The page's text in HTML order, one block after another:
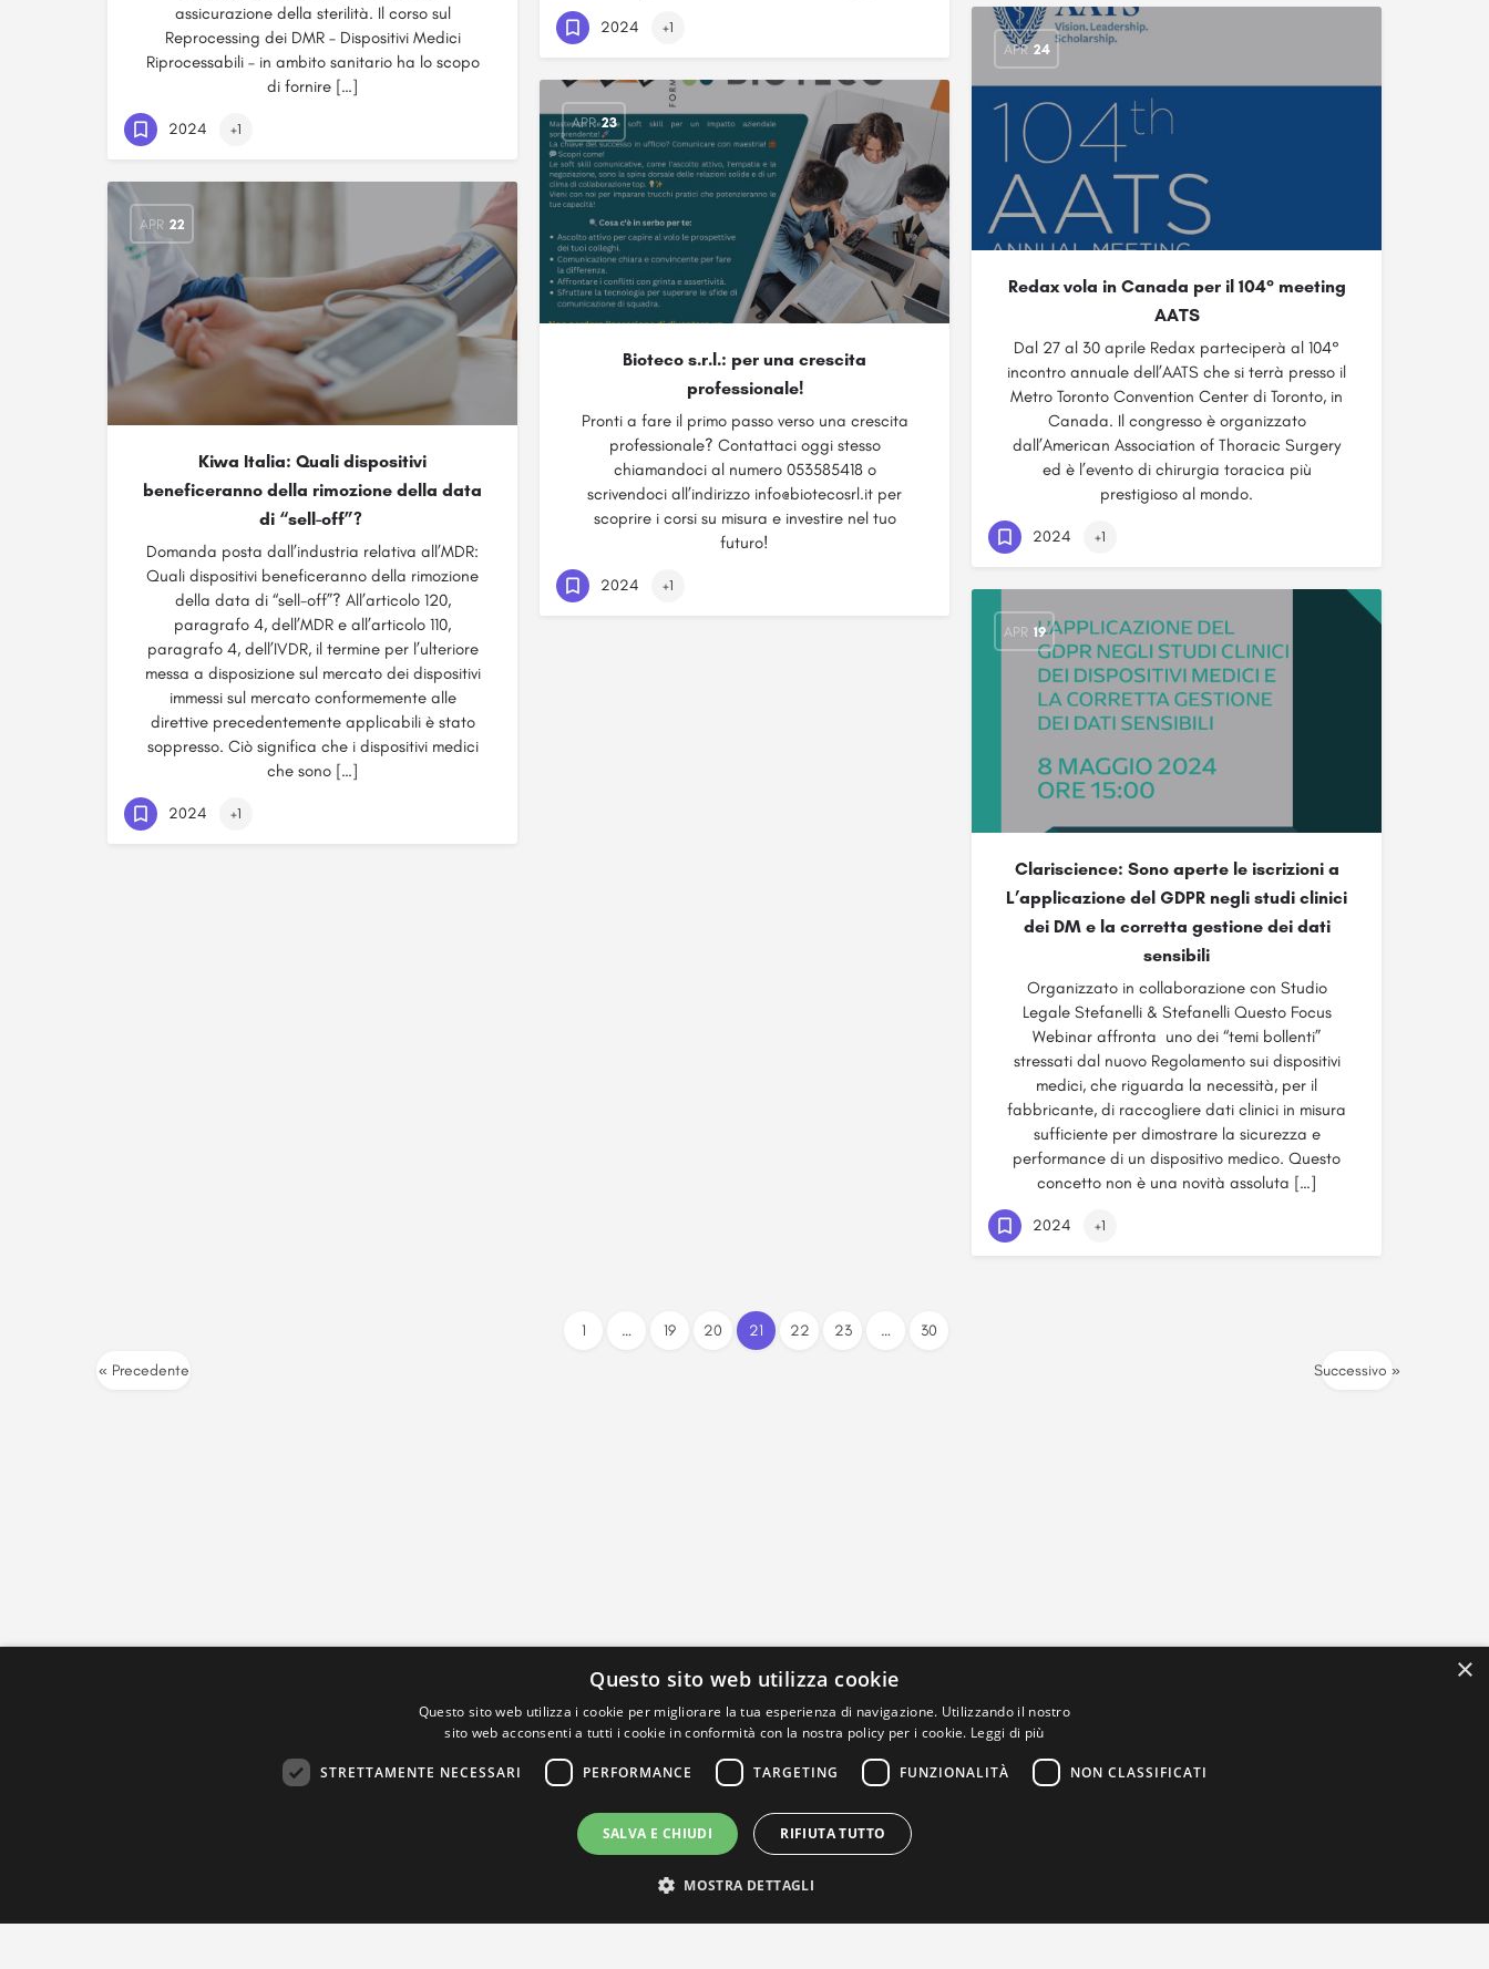
assicurazione della sterilità. Il corso sul
Reprocessing dei DMR – Dispositivi Medici
Riprocessabili – in ambito sanitario ha lo scopo
di fornire […]
2024 +1
2024
+1
APR 24
Redax vola in Canada per il 104° meeting
AATS
Dal 27 al 30 aprile Redax parteciperà al 104°
incontro annuale dell’AATS che si terrà presso il
Metro Toronto Convention Center di Toronto, in
Canada. Il congresso è organizzato
dall’American Association of Thoracic Surgery
ed è l’evento di chirurgia toracica più
prestigioso al mondo.
2024 +1
APR 23
Bioteco s.r.l.: per una crescita
professionale!
Pronti a fare il primo passo verso una crescita
professionale? Contattaci oggi stesso
chiamandoci al numero 053585418 o
scrivendoci all’indirizzo info@biotecosrl.it per
scoprire i corsi su misura e investire nel tuo
futuro!
2024 +1
APR 22
Kiwa Italia: Quali dispositivi
beneficeranno della rimozione della data
di “sell-off”?
Domanda posta dall’industria relativa all’MDR:
Quali dispositivi beneficeranno della rimozione
della data di “sell-off”? All’articolo 120,
paragrafo 4, dell’MDR e all’articolo 110,
paragrafo 4, dell’IVDR, il termine per l’ulteriore
messa a disposizione sul mercato dei dispositivi
immessi sul mercato conformemente alle
direttive precedentemente applicabili è stato
soppresso. Ciò significa che i dispositivi medici
che sono […]
2024 +1
APR 19
Clariscience: Sono aperte le iscrizioni a
L’applicazione del GDPR negli studi clinici
dei DM e la corretta gestione dei dati
sensibili
Organizzato in collaborazione con Studio
Legale Stefanelli & Stefanelli Questo Focus
Webinar affronta uno dei “temi bollenti”
stressati dal nuovo Regolamento sui dispositivi
medici, che riguarda la necessità, per il
fabbricante, di raccogliere dati clinici in misura
sufficiente per dimostrare la sicurezza e
performance di un dispositivo medico. Questo
concetto non è una novità assoluta […]
2024 +1
« Precedente
1 … 19 20 21 22 23 … 30
Successivo »
×
Questo sito web utilizza cookie
Questo sito web utilizza i cookie per migliorare la tua esperienza di navigazione. Utilizzando il nostro
sito web acconsenti a tutti i cookie in conformità con la nostra policy per i cookie. Leggi di più
STRETTAMENTE NECESSARI PERFORMANCE TARGETING FUNZIONALITÀ NON CLASSIFICATI
SALVA E CHIUDI RIFIUTA TUTTO
MOSTRA DETTAGLI